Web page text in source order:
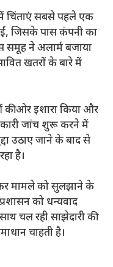
में चिंताएं सबसे पहले एक
गईं, जिसके पास कंपनी का
समूह ने अलार्म बजाया
खतरों के बारे में
ओर इशारा किया और
जांच शुरू करने में
उठाए जाने के बाद से
है।
मामले को सुलझाने के
को धन्यवाद
चल रही साझेदारी की
चाहती है।